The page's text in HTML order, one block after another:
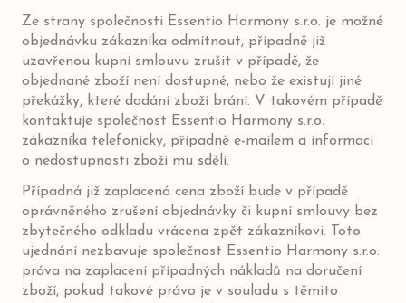
Ze strany společnosti Essentio Harmony s.r.o. je možné
objednávku zákazníka odmítnout, případně již
uzavřenou kupní smlouvu zrušit v případě, že
objednané zboží není dostupné, nebo že existují jiné
překážky, které dodání zboží brání. V takovém případě
kontaktuje společnost Essentio Harmony s.r.o.
zákazníka telefonicky, případně e-mailem a informaci
o nedostupnosti zboží mu sdělí.
Případná již zaplacená cena zboží bude v případě
oprávněného zrušení objednávky či kupní smlouvy bez
zbytečného odkladu vrácena zpět zákazníkovi. Toto
ujednání nezbavuje společnost Essentio Harmony s.r.o.
práva na zaplacení případných nákladů na doručení
zboží, pokud takové právo je v souladu s těmito